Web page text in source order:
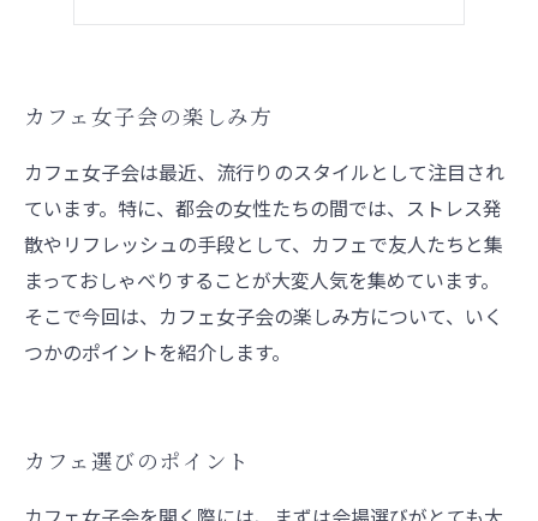
カフェ女子会の楽しみ方
カフェ女子会は最近、流行りのスタイルとして注目され
ています。特に、都会の女性たちの間では、ストレス発
散やリフレッシュの手段として、カフェで友人たちと集
まっておしゃべりすることが大変人気を集めています。
そこで今回は、カフェ女子会の楽しみ方について、いく
つかのポイントを紹介します。
カフェ選びのポイント